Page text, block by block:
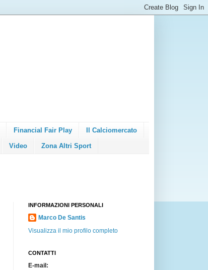
Financial Fair Play Il Calciomercato
Video Zona Altri Sport
INFORMAZIONI PERSONALI
Marco De Santis
Visualizza il mio profilo completo
CONTATTI
E-mail: